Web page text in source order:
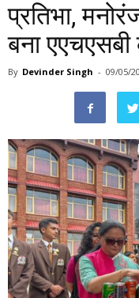
प्रतिभा,
बना एएचएसबी
By Devinder Singh - 09/05/